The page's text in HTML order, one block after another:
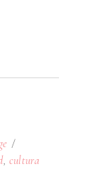
,cultura